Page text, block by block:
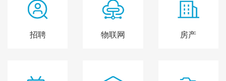
招聘 物联网 房产